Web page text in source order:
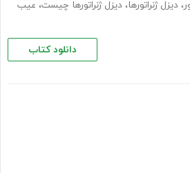
، دیزل ژنراتور‌ها، دیزل ژنراتور‌ها چیست، عیب
دانلود کتاب